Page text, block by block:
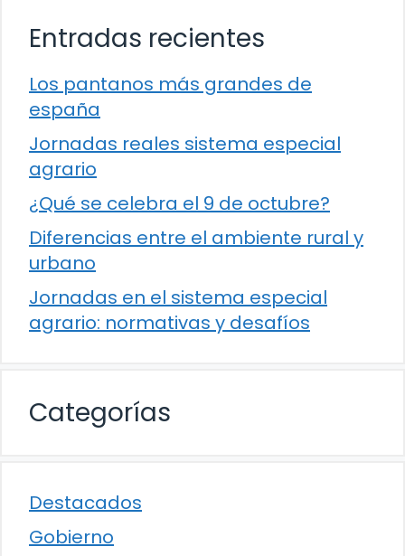
Entradas recientes
Los pantanos más grandes de
españa
Jornadas reales sistema especial
agrario
¿Qué se celebra el 9 de octubre?
Diferencias entre el ambiente rural y
urbano
Jornadas en el sistema especial
agrario: normativas y desafíos
Categorías
Destacados
Gobierno